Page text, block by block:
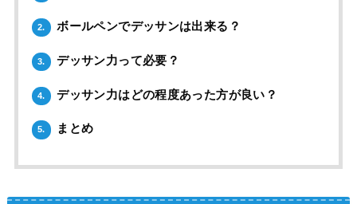
2. ボールペンでデッサンは出来る？
3. デッサン力って必要？
4. デッサン力はどの程度あった方が良い？
5. まとめ